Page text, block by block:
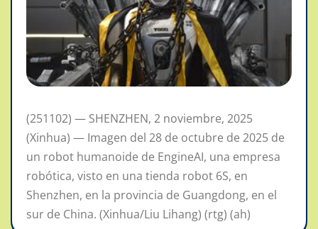
(251102) — SHENZHEN, 2 noviembre, 2025
(Xinhua) — Imagen del 28 de octubre de 2025 de
un robot humanoide de EngineAI, una empresa
robótica, visto en una tienda robot 6S, en
Shenzhen, en la provincia de Guangdong, en el
sur de China. (Xinhua/Liu Lihang) (rtg) (ah)